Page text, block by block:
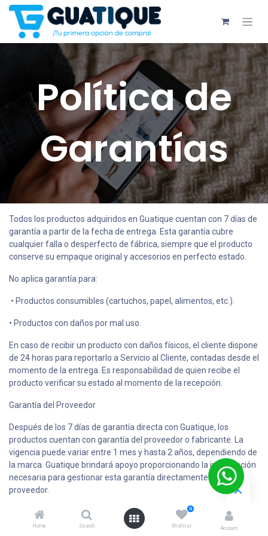
Home Search
0
Wishlist Account
Política de
Garantías
Todos los productos adquiridos en Guatique cuentan con 7 días de
garantía a partir de la fecha de entrega. Esta garantía cubre
cualquier falla o desperfecto de fábrica, siempre que el producto
conserve su empaque original y accesorios en perfecto estado.
No aplica garantía para:
• Productos consumibles (cartuchos, papel, alimentos, etc.).
• Productos con daños por mal uso.
En caso de recibir un producto con daños físicos, el cliente dispone
de 24 horas para reportarlo a Servicio al Cliente, contadas desde el
momento de la entrega. Es responsabilidad de quien recibe el
producto verificar su estado al momento de la recepción.
Garantía del Proveedor
Después de los 7 días de garantía directa con Guatique, los
productos cuentan con garantía del proveedor o fabricante. La
vigencia puede variar entre 1 mes y hasta 2 años, dependiendo de
la marca. Guatique brindará apoyo proporcionando la información
necesaria para gestionar esta garantía directamente con el
proveedor.
¿Cómo puedes solicitar tu garantía?